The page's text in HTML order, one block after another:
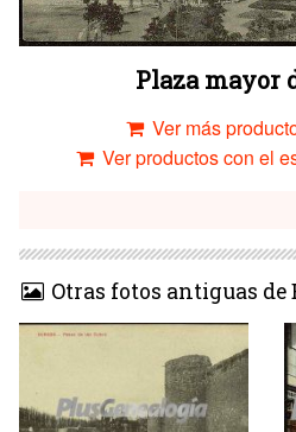
Plaza mayor
Ver más
Ver productos con el
Otras fotos antiguas de